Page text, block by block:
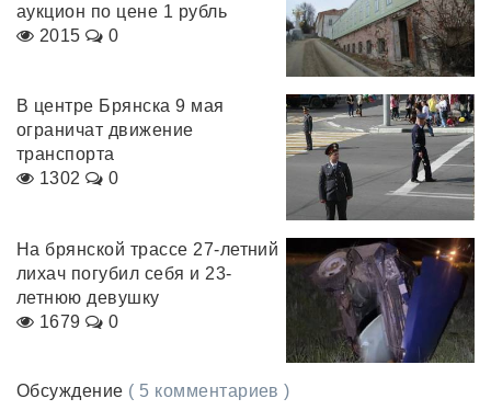
аукцион по цене 1 рубль
2015
0
В центре Брянска 9 мая
ограничат движение
транспорта
1302
0
На брянской трассе 27-летний
лихач погубил себя и 23-
летнюю девушку
1679
0
Обсуждение ( 5 комментариев )